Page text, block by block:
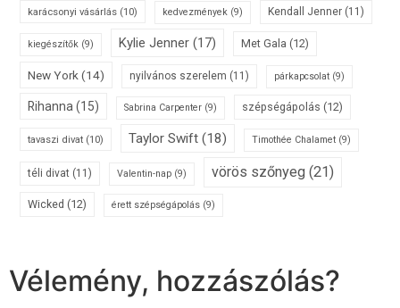
karácsonyi vásárlás (10) kedvezmények (9) Kendall Jenner (11)
kiegészítők (9) Kylie Jenner (17) Met Gala (12)
New York (14) nyilvános szerelem (11) párkapcsolat (9)
Rihanna (15) Sabrina Carpenter (9) szépségápolás (12)
tavaszi divat (10) Taylor Swift (18) Timothée Chalamet (9)
téli divat (11) Valentin-nap (9) vörös szőnyeg (21)
Wicked (12) érett szépségápolás (9)
Vélemény, hozzászólás?